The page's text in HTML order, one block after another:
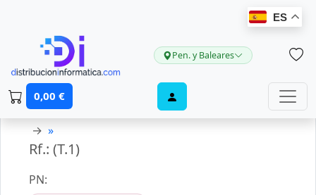
ES
Pen. y Baleares
0,00 €
→ »
Rf.: (T.1)
PN: